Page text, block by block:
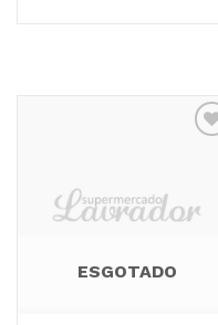
Favoritos
ESGOTADO